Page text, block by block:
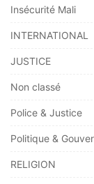
Insécurité Mali
INTERNATIONAL
JUSTICE
Non classé
Police & Justice
Politique &
RELIGION